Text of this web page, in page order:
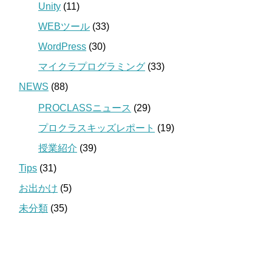
Unity (11)
WEBツール (33)
WordPress (30)
マイクラプログラミング (33)
NEWS (88)
PROCLASSニュース (29)
プロクラスキッズレポート (19)
授業紹介 (39)
Tips (31)
お出かけ (5)
未分類 (35)